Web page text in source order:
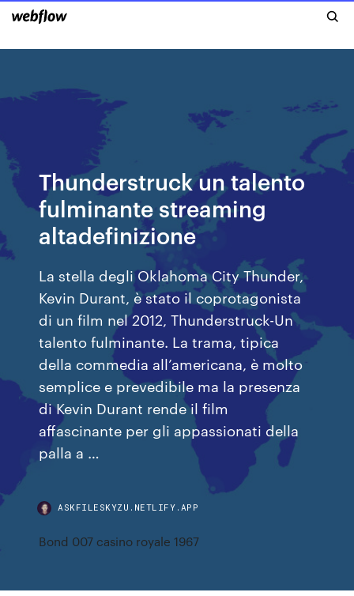
Thunderstruck un talento
fulminante streaming
altadefinizione
La stella degli Oklahoma City Thunder,
Kevin Durant, è stato il coprotagonista
di un film nel 2012, Thunderstruck-Un
talento fulminante. La trama, tipica
della commedia all’americana, è molto
semplice e prevedibile ma la presenza
di Kevin Durant rende il film
affascinante per gli appassionati della
palla a …
ASKFILESKYZU.NETLIFY.APP
Bond 007 casino royale 1967